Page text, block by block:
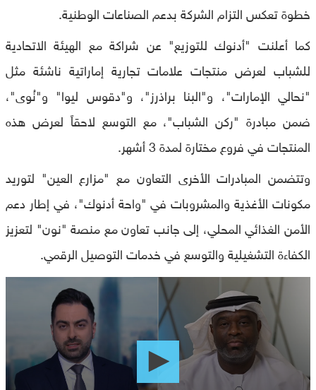
خطوة تعكس التزام الشركة بدعم الصناعات الوطنية.
كما أعلنت "أدنوك للتوزيع" عن شراكة مع الهيئة الاتحادية
للشباب لعرض منتجات علامات تجارية إماراتية ناشئة مثل
"نحالي الإمارات"، و"البنا براذرز"، و"دقوس ليوا" و"نُوى"،
ضمن مبادرة "ركن الشباب"، مع التوسع لاحقاً لعرض هذه
المنتجات في فروع مختارة لمدة 3 أشهر.
وتتضمن المبادرات الأخرى التعاون مع "مزارع العين" لتوريد
مكونات الأغذية والمشروبات في "واحة أدنوك"، في إطار دعم
الأمن الغذائي المحلي، إلى جانب تعاون مع منصة "نون" لتعزيز
الكفاءة التشغيلية والتوسع في خدمات التوصيل الرقمي.
seconds